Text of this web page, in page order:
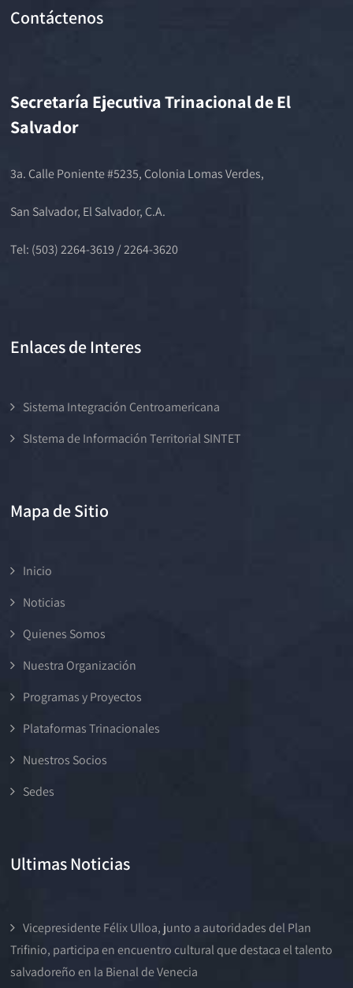
Contáctenos
Secretaría Ejecutiva Trinacional de El
Salvador
3a. Calle Poniente #5235, Colonia Lomas Verdes,
San Salvador, El Salvador, C.A.
Tel: (503) 2264-3619 / 2264-3620
Enlaces de Interes
Sistema Integración Centroamericana
SIstema de Información Territorial SINTET
Mapa de Sitio
Inicio
Noticias
Quienes Somos
Nuestra Organización
Programas y Proyectos
Plataformas Trinacionales
Nuestros Socios
Sedes
Ultimas Noticias
Vicepresidente Félix Ulloa, junto a autoridades del Plan
Trifinio, participa en encuentro cultural que destaca el talento
salvadoreño en la Bienal de Venecia